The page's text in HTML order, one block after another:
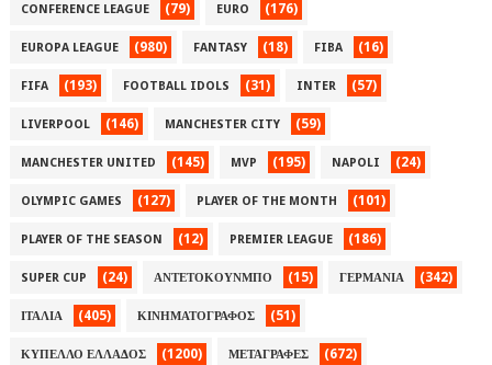
CONFERENCE LEAGUE (79) EURO (176)
EUROPA LEAGUE (980) FANTASY (18) FIBA (16)
FIFA (193) FOOTBALL IDOLS (31) INTER (57)
LIVERPOOL (146) MANCHESTER CITY (59)
MANCHESTER UNITED (145) MVP (195) NAPOLI (24)
OLYMPIC GAMES (127) PLAYER OF THE MONTH (101)
PLAYER OF THE SEASON (12) PREMIER LEAGUE (186)
SUPER CUP (24) ΑΝΤΕΤΟΚΟΥΝΜΠΟ (15) ΓΕΡΜΑΝΙΑ (342)
ΙΤΑΛΙΑ (405) ΚΙΝΗΜΑΤΟΓΡΑΦΟΣ (51)
ΚΥΠΕΛΛΟ ΕΛΛΑΔΟΣ (1200) ΜΕΤΑΓΡΑΦΕΣ (672)